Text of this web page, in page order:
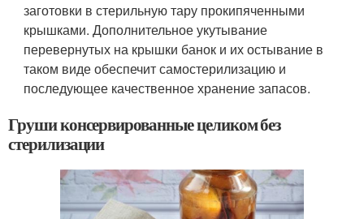
заготовки в стерильную тару прокипяченными
крышками. Дополнительное укутывание
перевернутых на крышки банок и их остывание в
таком виде обеспечит самостерилизацию и
последующее качественное хранение запасов.
Груши консервированные целиком без
стерилизации